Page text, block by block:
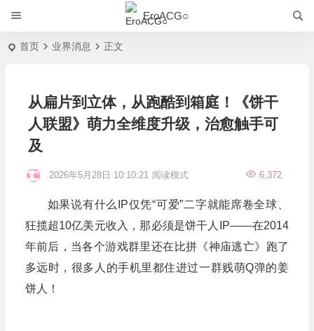
EroACG○
首页 业界消息 正文
从扁片到立体，从跑酷到箱庭！《饼干
人联盟》萌力全维度升级，治愈触手可
及
2026年5月28日 10:10:21 6,372
阅读模式
如果说有什么IP仅凭“可爱”二字就能席卷全球、
狂揽超10亿美元收入，那必须是饼干人IP——在2014
年前后，当各个游戏群里还在比拼《神庙逃亡》跑了
多远时，很多人的手机里都住进过一群贱萌Q弹的姜
饼人！